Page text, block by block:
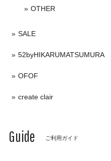
OTHER
SALE
52byHIKARUMATSUMURA
OFOF
create clair
Guide ご利用ガイド